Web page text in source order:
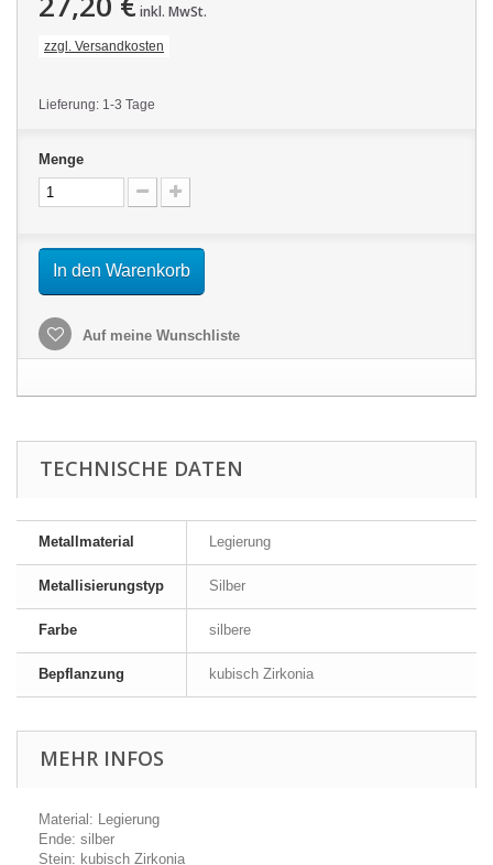
inkl. MwSt.
zzgl. Versandkosten
Lieferung: 1-3 Tage
Menge
In den Warenkorb
Auf meine Wunschliste
TECHNISCHE DATEN
Metallmaterial Legierung
Metallisierungstyp Silber
Farbe silbere
Bepflanzung kubisch Zirkonia
MEHR INFOS
Material: Legierung
Ende: silber
Stein: kubisch Zirkonia